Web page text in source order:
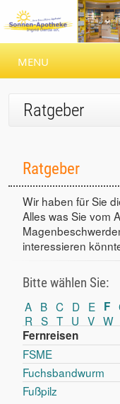
MENU
Ratgeber
Ratgeber
Wir haben für Sie
Alles was Sie vom
interessieren
Bitte wählen Sie:
A B C D E F
R S T U V W
Fernreisen
FSME
Fuchsbandwurm
Fußpilz